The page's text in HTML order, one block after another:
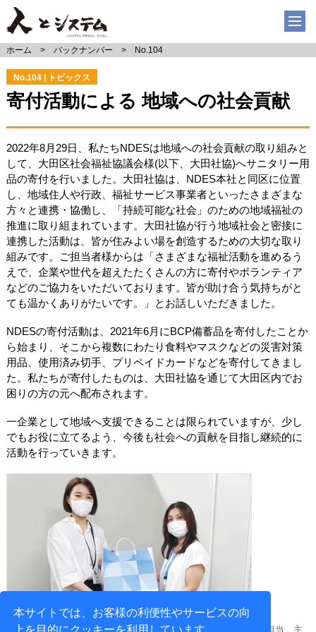
本サイトでは、お客様の利便性やサービスの向
上を目的にクッキーを利用しています。
ホーム バックナンバー No.104
No.104 | トピックス
寄付活動による 地域への社会貢献
2022年8月29日、私たちNDESは地域への社会貢献の取り組みと
して、大田区社会福祉協議会様(以下、大田社協)へサニタリー用
品の寄付を行いました。大田社協は、NDES本社と同区に位置
し、地域住人や行政、福祉サービス事業者といったさまざまな
方々と連携・協働し、「持続可能な社会」のための地域福祉の
推進に取り組まれています。大田社協が行う地域社会と密接に
連携した活動は、皆が住みよい場を創造するための大切な取り
組みです。ご担当者様からは「さまざまな福祉活動を進めるう
えで、企業や世代を超えたたくさんの方に寄付やボランティア
などのご協力をいただいております。皆が助け合う気持ちがと
ても温かくありがたいです。」とお話しいただきました。
NDESの寄付活動は、2021年6月にBCP備蓄品を寄付したことか
ら始まり、そこから複数にわたり食料やマスクなどの災害対策
用品、使用済み切手、プリペイドカードなどを寄付してきまし
た。私たちが寄付したものは、大田社協を通じて大田区内でお
困りの方の元へ配布されます。
一企業として地域へ支援できることは限られていますが、少し
でもお役に立てるよう、今後も社会への貢献を目指し継続的に
活動を行っていきます。
大田社協 おおた地域共生ボランティアセンター・ボランティア担当、主